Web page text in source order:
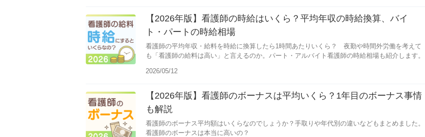
【2026年版】看護師の時給はいくら？平均年収の時給換算、バイ
ト・パートの時給相場
看護師の平均年収・給料を時給に換算したら1時間あたりいくら？ 夜勤や時間外労働を考えて
も「看護師の給料は高い」と言えるのか。パート・アルバイト看護師の時給相場も紹介します。
2026/05/12
【2026年版】看護師のボーナスは平均いくら？1年目のボーナス事情
も解説
看護師のボーナス平均額はいくらなのでしょうか？手取りや年代別の違いなどもまとめました。
看護師のボーナスは本当に高いの？